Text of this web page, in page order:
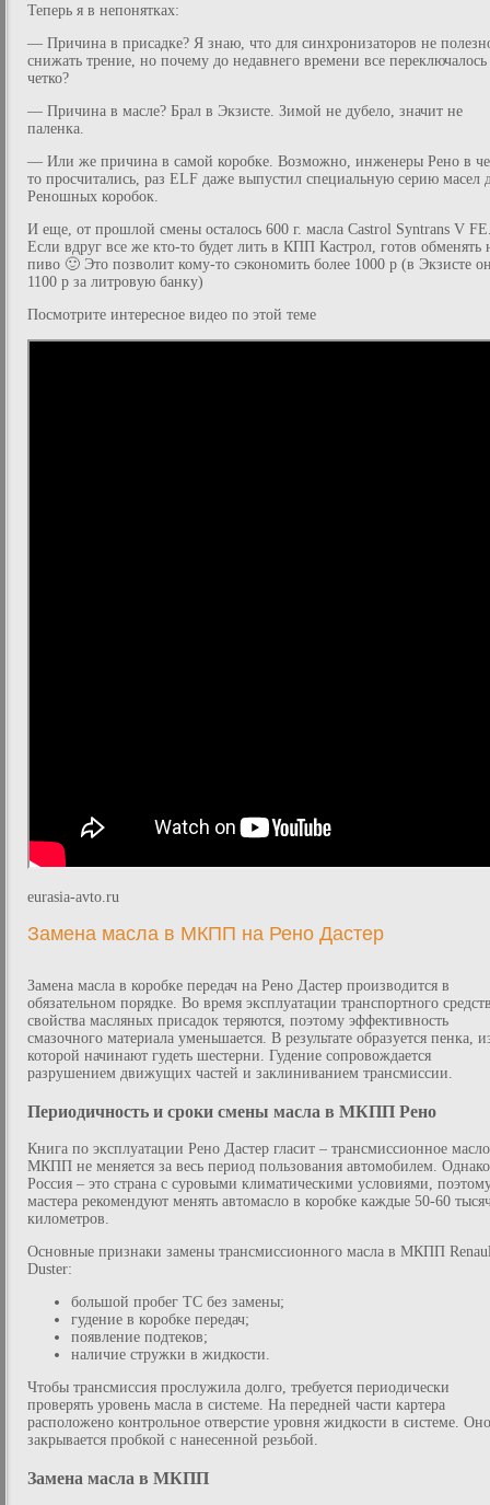
Теперь я в непонятках:
— Причина в присадке? Я знаю, что для синхронизаторов не
снижать трение, но почему до недавнего времени все переключалось
четко?
— Причина в масле? Брал в Экзисте. Зимой не дубело, значит не
паленка.
— Или же причина в самой коробке. Возможно, инженеры Рено в
то просчитались, раз ELF даже выпустил специальную серию масел
Реношных коробок.
И еще, от прошлой смены осталось 600 г. масла Castrol Syntrans V
Если вдруг все же кто-то будет лить в КПП Кастрол, готов обменять
пиво 🙂 Это позволит кому-то сэкономить более 1000 р (в Экзисте
1100 р за литровую банку)
Посмотрите интересное видео по этой теме
eurasia-avto.ru
Замена масла в МКПП на Рено Дастер
Замена масла в коробке передач на Рено Дастер производится в
обязательном порядке. Во время эксплуатации транспортного
свойства масляных присадок теряются, поэтому эффективность
смазочного материала уменьшается. В результате образуется пенка,
которой начинают гудеть шестерни. Гудение сопровождается
разрушением движущих частей и заклиниванием трансмиссии.
Периодичность и сроки смены масла в МКПП Рено
Книга по эксплуатации Рено Дастер гласит – трансмиссионное
МКПП не меняется за весь период пользования автомобилем. Однако
Россия – это страна с суровыми климатическими условиями,
мастера рекомендуют менять автомасло в коробке каждые 50-60
километров.
Основные признаки замены трансмиссионного масла в МКПП
Duster:
большой пробег ТС без замены;
гудение в коробке передач;
появление подтеков;
наличие стружки в жидкости.
Чтобы трансмиссия прослужила долго, требуется периодически
проверять уровень масла в системе. На передней части картера
расположено контрольное отверстие уровня жидкости в системе. Оно
закрывается пробкой с нанесенной резьбой.
Замена масла в МКПП